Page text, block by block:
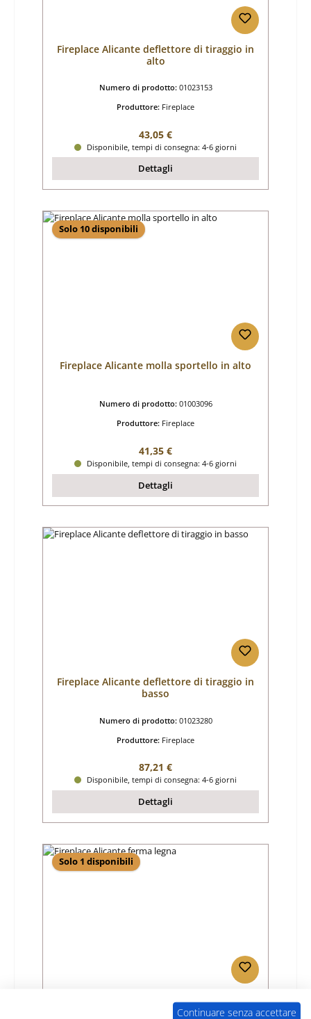
Fireplace Alicante deflettore di tiraggio in
alto
Numero di prodotto: 01023153
Produttore: Fireplace
Prezzo normale:
43,05 €
Disponibile, tempi di consegna: 4-6 giorni
Dettagli
Solo 10 disponibili
Fireplace Alicante molla sportello in alto
Numero di prodotto: 01003096
Produttore: Fireplace
Prezzo normale:
41,35 €
Disponibile, tempi di consegna: 4-6 giorni
Dettagli
Fireplace Alicante deflettore di tiraggio in
basso
Numero di prodotto: 01023280
Produttore: Fireplace
Prezzo normale:
87,21 €
Disponibile, tempi di consegna: 4-6 giorni
Dettagli
Solo 1 disponibili
Continuare senza accettare